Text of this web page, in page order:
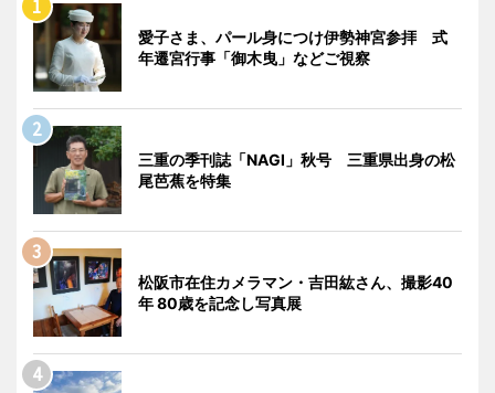
愛子さま、パール身につけ伊勢神宮参拝 式
年遷宮行事「御木曳」などご視察
三重の季刊誌「NAGI」秋号 三重県出身の松
尾芭蕉を特集
松阪市在住カメラマン・吉田紘さん、撮影40
年 80歳を記念し写真展